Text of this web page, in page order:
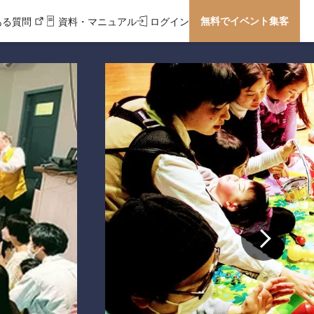
質問 資料・マニュアル ログイン 無料でイベント集客